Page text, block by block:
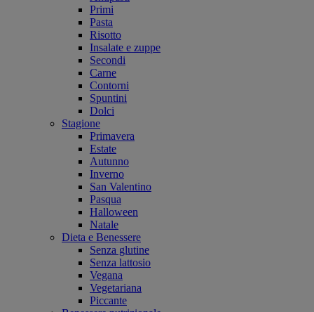
Primi
Pasta
Risotto
Insalate e zuppe
Secondi
Carne
Contorni
Spuntini
Dolci
Stagione
Primavera
Estate
Autunno
Inverno
San Valentino
Pasqua
Halloween
Natale
Dieta e Benessere
Senza glutine
Senza lattosio
Vegana
Vegetariana
Piccante